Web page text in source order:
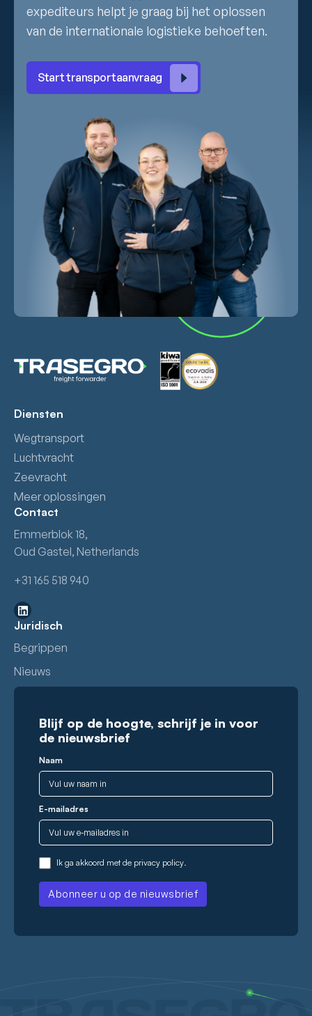
expediteurs helpt je graag bij het oplossen
van de internationale logistieke behoeften.
Start transportaanvraag
Diensten
Wegtransport
Luchtvracht
Zeevracht
Meer oplossingen
Contact
Emmerblok 18,
Oud Gastel, Netherlands
+31 165 518 940
Juridisch
Begrippen
Nieuws
Blijf op de hoogte, schrijf je in voor
de nieuwsbrief
Naam
E-mailadres
Ik ga akkoord met de privacy policy.